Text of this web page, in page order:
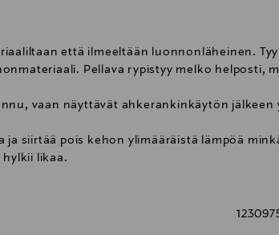
että ilmeeltään luonnonläheinen.
Pellava rypistyy melko helposti,
vaan näyttävät ahkerankinkäytön
ja siirtää pois kehon ylimääräistä lämpöä
hylkii likaa.